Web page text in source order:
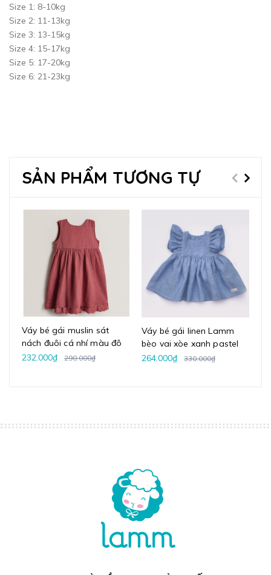
Size 1: 8-10kg
Size 2: 11-13kg
Size 3: 13-15kg
Size 4: 15-17kg
Size 5: 17-20kg
Size 6: 21-23kg
SẢN PHẨM TƯƠNG TỰ
Váy bé gái muslin sát
nách đuôi cá nhí màu đô
vintage
232.000₫ 290.000₫
Váy bé gái linen Lamm
bèo vai xòe xanh pastel
264.000₫
330.000₫